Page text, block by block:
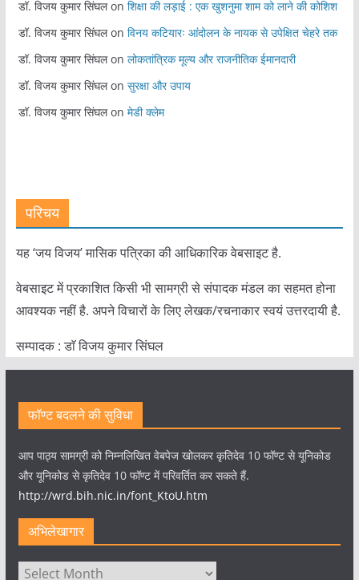
डॉ. विजय कुमार सिंघलon शिक्षा की लड़ाई : एक खुशनुमा शाम को लाने की कोशिश
डॉ. विजय कुमार सिंघलon विनय कटियारः आंदोलन के नायक से उपेक्षित चेहरे तक
डॉ. विजय कुमार सिंघलon लोकतांत्रिक मूल्य और राजनीतिक ईमानदारी
डॉ. विजय कुमार सिंघलon सुरक्षा और उपाय
डॉ. विजय कुमार सिंघलon मेडी क्लेम
परिचय
यह ‘जय विजय’ मासिक पत्रिका की आधिकारिक वेबसाइट है.
वेबसाइट में प्रकाशित किसी भी सामग्री से संपादक मंडल का सहमत होना
आवश्यक नहीं है. अपने विचारों के लिए लेखक/रचनाकार स्वयं उत्तरदायी है.
सम्पादक : डाॅ विजय कुमार सिंघल
फॉण्ट बदलने की सुविधा
आप पाठ्य सामग्री को निम्नलिखित वेबपेज खोलकर कृतिदेव 10 फॉण्ट से यूनिकोड
और यूनिकोड से कृतिदेव 10 फॉण्ट में परिवर्तित कर सकते हैं.
http://wrd.bih.nic.in/font_KtoU.htm
अभिलेखागार
अभिलेखागार